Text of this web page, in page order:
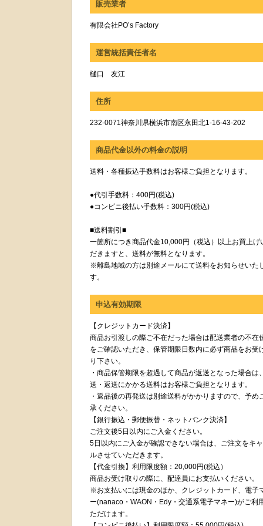
販売業者
有限会社PO’s Factory
運営統括責任者名
樋口 友江
住所
232-0071神奈川県横浜市南区永田北1-16-43-202
商品代金以外の料金の説明
送料・各種振込手数料はお客様ご負担となります。
●代引手数料：400円(税込)
●コンビニ後払い手数料：300円(税込)
■送料割引■
一箇所につき商品代金10,000円（税込）以上お買上げ
だきますと、送料が無料となります。
※離島地域の方は別途メールにて送料をお知らせいた
す。
申込有効期限
【クレジットカード決済】
商品お引渡しの際ご不在だった場合は配送業者の不在
をご確認いただき、保管期限日数内に必ず商品をお受
り下さい。
・商品保管期限を超過して商品が返送となった場合は
送・返送にかかる送料はお客様ご負担となります。
・返品後の再発送は別途送料がかかりますので、予め
承ください。
【銀行振込・郵便振替・ネットバンク決済】
ご注文後5日以内にご入金ください。
5日以内にご入金が確認できない場合は、ご注文をキ
ルさせていただきます。
【代金引換】利用限度額：20,000円(税込）
商品お受け取りの際に、配達員にお支払いください。
※お支払いには現金のほか、クレジットカード、電子
ー(nanaco・WAON・Edy・交通系電子マネー)がご利
ただけます。